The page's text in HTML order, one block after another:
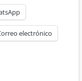
electrónico